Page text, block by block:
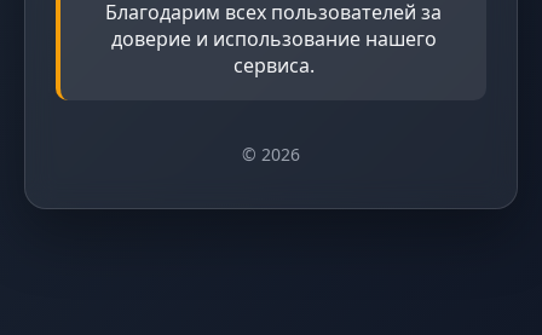
Благодарим всех пользователей за
доверие и использование нашего
сервиса.
© 2026